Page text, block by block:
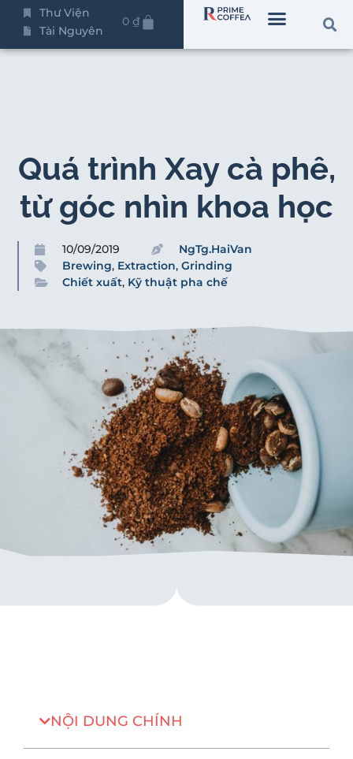
Thư Viện
Tài Nguyên
0 ₫
Quá trình Xay cà phê,
từ góc nhìn khoa học
10/09/2019
NgTg.HaiVan
Brewing, Extraction,Grinding
Chiết xuất, Kỹ thuật pha chế
NỘI DUNG CHÍNH